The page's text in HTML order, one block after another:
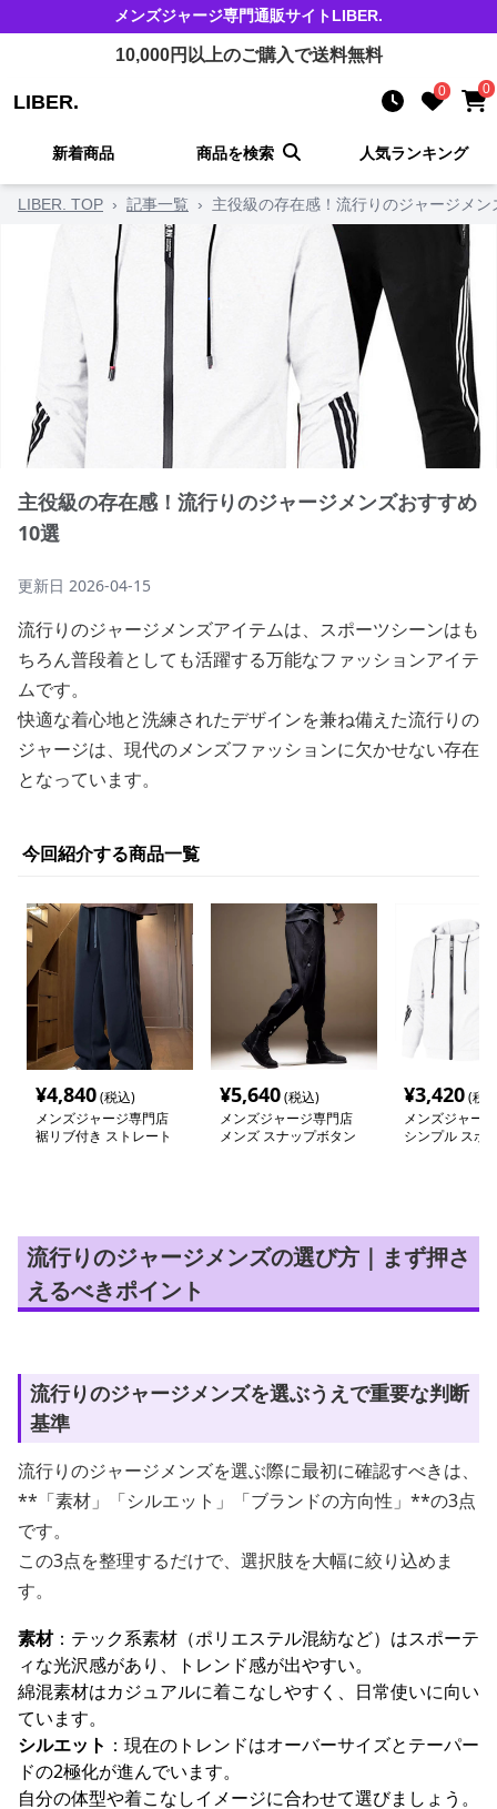
メンズジャージ専門通販サイトLIBER.
10,000円以上のご購入で送料無料
LIBER. 0 0
新着商品 商品を検索 人気ランキング
LIBER. TOP › 記事一覧 › 主役級の存在感！流行りのジャージメ
主役級の存在感！流行りのジャージメンズおすすめ
10選
更新日 2026-04-15
流行りのジャージメンズアイテムは、スポーツシーンはも
ちろん普段着としても活躍する万能なファッションアイテ
ムです。
快適な着心地と洗練されたデザインを兼ね備えた流行りの
ジャージは、現代のメンズファッションに欠かせない存在
となっています。
今回紹介する商品一覧
¥4,840(税込)
メンズジャージ専門店
裾リブ付き ストレート
¥5,640(税込)
メンズジャージ専門店
メンズ スナップボタン
¥3,420(税
メンズジャー
シンプル スポ
流行りのジャージメンズの選び方｜まず押さ
えるべきポイント
流行りのジャージメンズを選ぶうえで重要な判断
基準
流行りのジャージメンズを選ぶ際に最初に確認すべきは、
**「素材」「シルエット」「ブランドの方向性」**の3点
です。
この3点を整理するだけで、選択肢を大幅に絞り込めま
す。
素材：テック系素材（ポリエステル混紡など）はスポーテ
ィな光沢感があり、トレンド感が出やすい。
綿混素材はカジュアルに着こなしやすく、日常使いに向い
ています。
シルエット ：現在のトレンドはオーバーサイズとテーパー
ドの2極化が進んでいます。
自分の体型や着こなしイメージに合わせて選びましょう。